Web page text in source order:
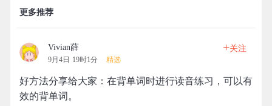
更多推荐
Vivian薛
9月4日 19时1分 精选
+关注
好方法分享给大家：在背单词时进行读音练习，可以有
效的背单词。